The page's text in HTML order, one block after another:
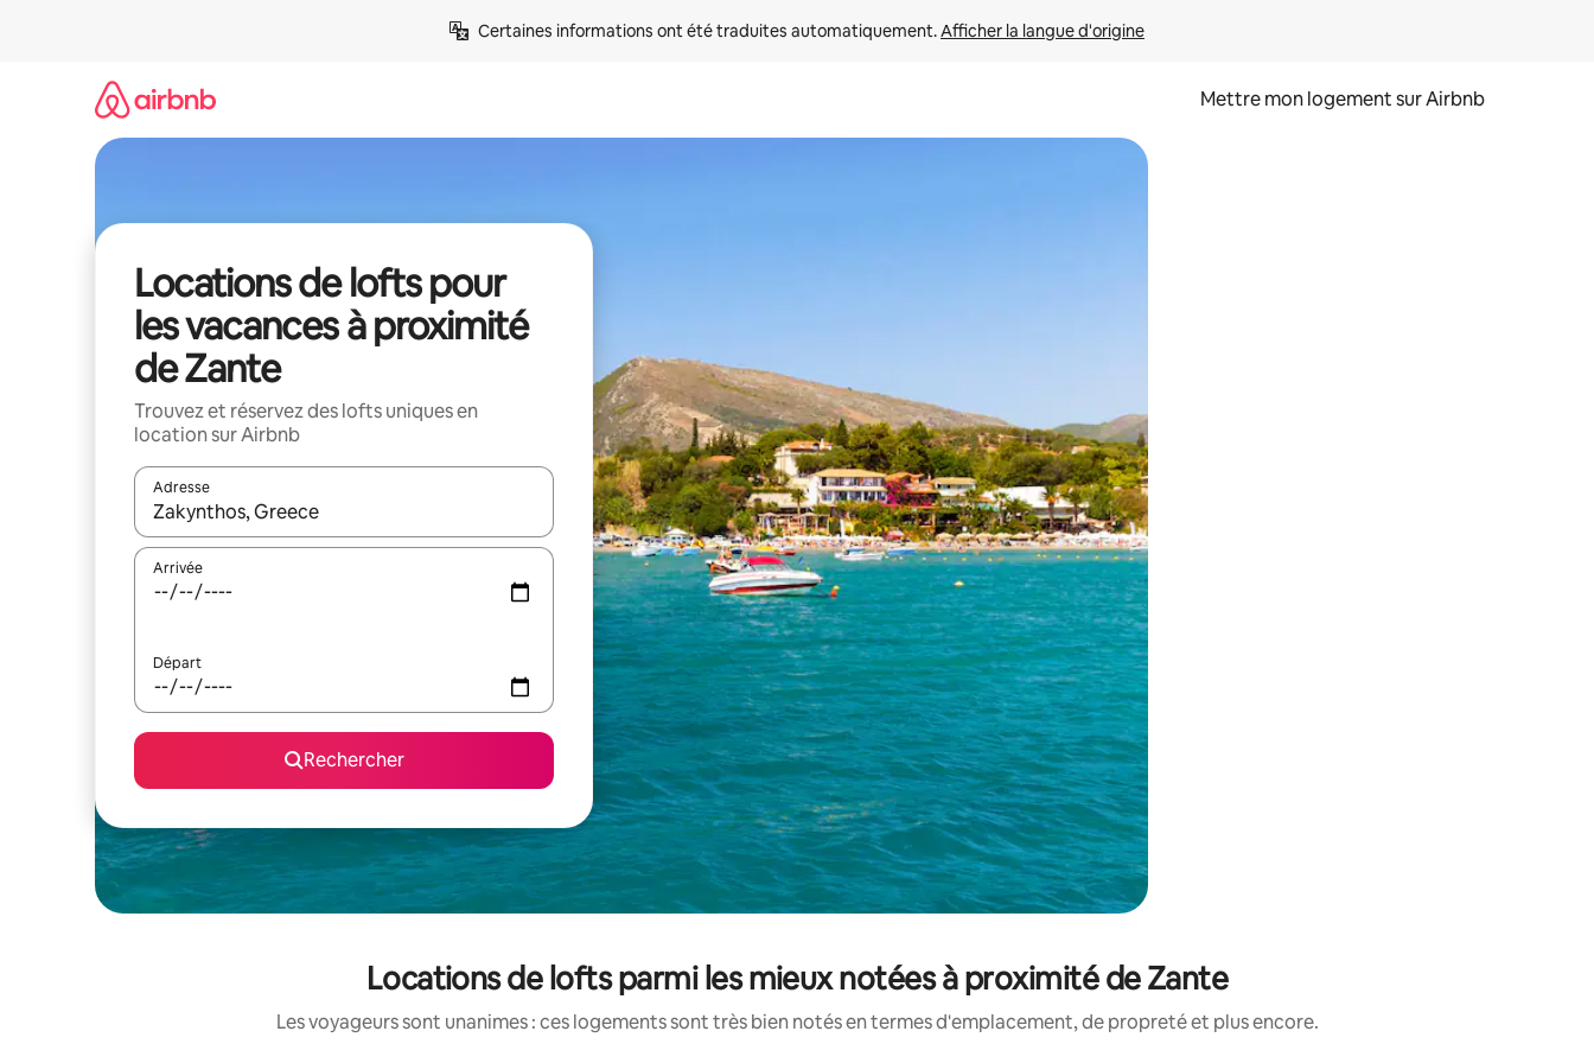
Certaines informations ont été traduites automatiquement. Afficher la langue d'origine
Mettre mon logement sur Airbnb
Locations de lofts pour
les vacances à proximité
de Zante
Trouvez et réservez des lofts uniques en
location sur Airbnb
Adresse
Lorsque les résultats s'affichent, utilisez les flèches vers le haut et vers le bas pour les parcourir ou en appuyant et en faisant glisser.
Arrivée
Départ
Rechercher
Locations de lofts parmi les mieux notées à proximité de Zante
Les voyageurs sont unanimes : ces logements sont très bien notés en termes d'emplacement, de propreté et plus encore.